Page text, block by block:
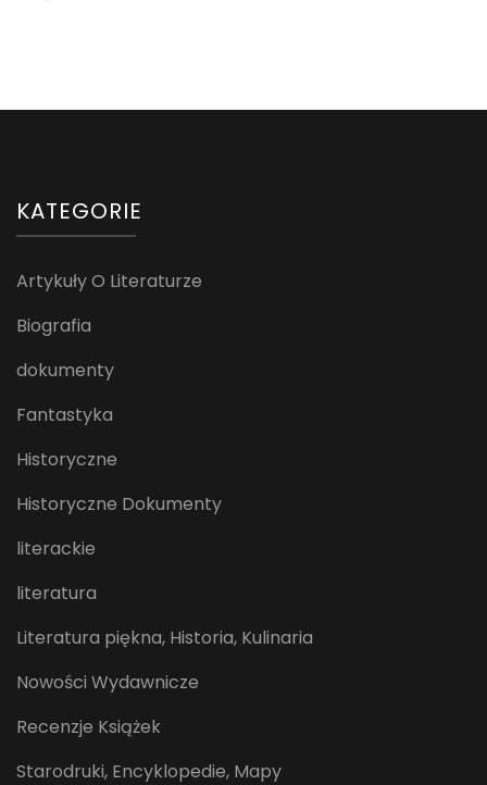
KATEGORIE
Artykuły O Literaturze
Biografia
dokumenty
Fantastyka
Historyczne
Historyczne Dokumenty
literackie
literatura
Literatura piękna, Historia, Kulinaria
Nowości Wydawnicze
Recenzje Książek
Starodruki, Encyklopedie, Mapy